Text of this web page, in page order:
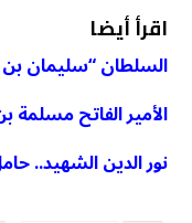
اقرأ أيضا
السلطان “سليمان
الأمير الفاتح مسلمة
نور الدين الشهيد..